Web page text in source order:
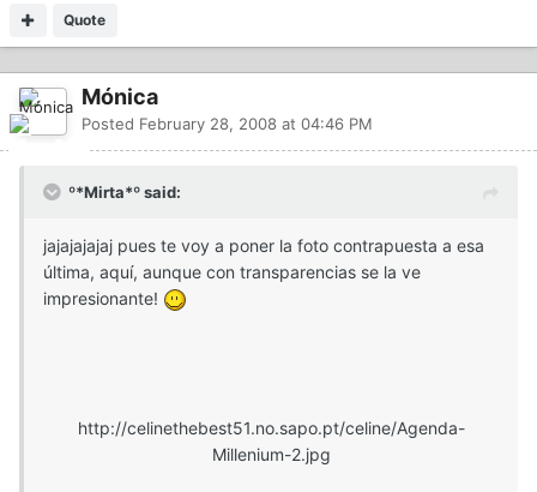
Quote
Mónica
Posted February 28, 2008 at 04:46 PM
º*Mirta*º said:
jajajajajaj pues te voy a poner la foto contrapuesta a esa
última, aquí, aunque con transparencias se la ve
impresionante!
http://celinethebest51.no.sapo.pt/celine/Agenda-
Millenium-2.jpg